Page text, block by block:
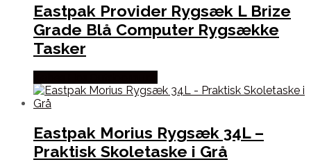
Eastpak Provider Rygsæk L Brize
Grade Blå Computer Rygsække
Tasker
Eastpak Morius Rygsæk 34L –
Praktisk Skoletaske i Grå